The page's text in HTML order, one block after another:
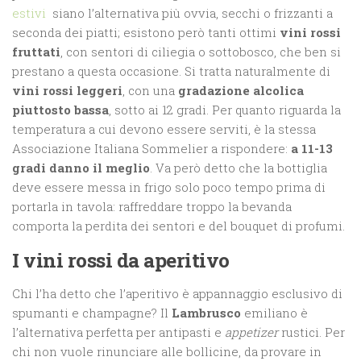
estivi siano l’alternativa più ovvia, secchi o frizzanti a
seconda dei piatti; esistono però tanti ottimi vini rossi
fruttati, con sentori di ciliegia o sottobosco, che ben si
prestano a questa occasione. Si tratta naturalmente di
vini rossi leggeri, con una gradazione alcolica
piuttosto bassa, sotto ai 12 gradi. Per quanto riguarda la
temperatura a cui devono essere serviti, è la stessa
Associazione Italiana Sommelier a rispondere: a 11-13
gradi danno il meglio. Va però detto che la bottiglia
deve essere messa in frigo solo poco tempo prima di
portarla in tavola: raffreddare troppo la bevanda
comporta la perdita dei sentori e del bouquet di profumi.
I vini rossi da aperitivo
Chi l’ha detto che l’aperitivo è appannaggio esclusivo di
spumanti e champagne? Il Lambrusco emiliano è
l’alternativa perfetta per antipasti e appetizerrustici. Per
chi non vuole rinunciare alle bollicine, da provare in